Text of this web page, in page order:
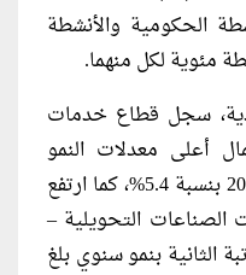
الحكومية والأنشطة
سجل قطاع خدمات
أعلى معدلات النمو
السنوي خلال الربع الأول من 2026 بنسبة 5.4%، كما ارتفع
التحويلية –
الثانية بنمو سنوي بلغ